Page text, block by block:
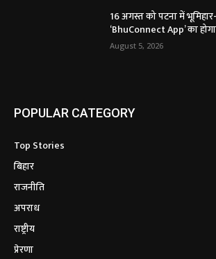
16 अगस्त को पटना में
‘BhuConnect App’ का
August 5, 2026
POPULAR CATEGORY
Top Stories
बिहार
राजनीति
अपराध
राष्ट्रीय
प्रेरणा